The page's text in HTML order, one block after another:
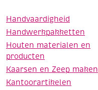
Handvaardigheid
Handwerkpakketten
Houten materialen en
producten
Kaarsen en Zeep maken
Kantoorartikelen